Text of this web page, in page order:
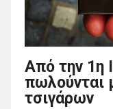
Από την 1η
πωλούνται
τσιγάρων